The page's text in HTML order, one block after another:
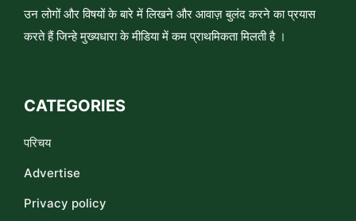
उन लोगों और विषयों के बारे में लिखने और आवाज़ बुलंद करने का प्रयास
करते हैं जिन्हे मुख्यधारा के मीडिया में कम प्राथमिकता मिलती है ।
CATEGORIES
परिचय
Advertise
Privacy policy